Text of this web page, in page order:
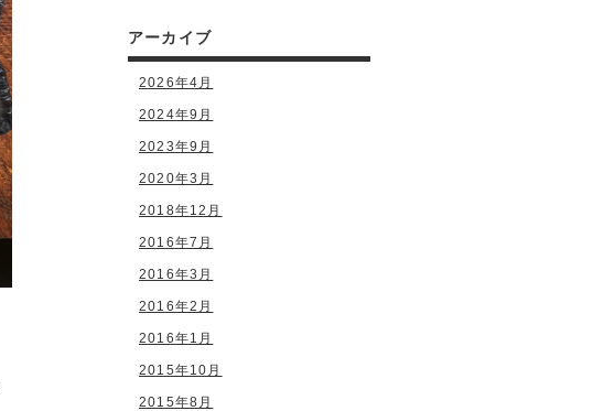
アーカイブ
2026年4月
2024年9月
2023年9月
2020年3月
2018年12月
2016年7月
2016年3月
2016年2月
2016年1月
2015年10月
2015年8月